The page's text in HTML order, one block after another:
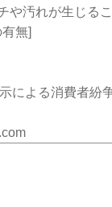
や汚れが生じるこ
無]
による消費者紛